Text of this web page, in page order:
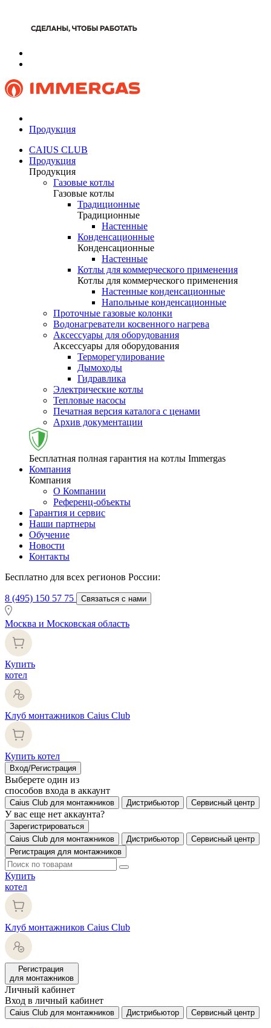
Продукция
CAIUS CLUB
Продукция
Продукция
Газовые котлы
Газовые котлы
Традиционные
Традиционные
Настенные
Конденсационные
Конденсационные
Настенные
Котлы для коммерческого применения
Котлы для коммерческого применения
Настенные конденсационные
Напольные конденсационные
Проточные газовые колонки
Водонагреватели косвенного нагрева
Аксессуары для оборудования
Аксессуары для оборудования
Терморегулирование
Дымоходы
Гидравлика
Электрические котлы
Тепловые насосы
Печатная версия каталога с ценами
Архив документации
Бесплатная полная гарантия на котлы Immergas
Компания
Компания
О Компании
Референц-объекты
Гарантия и сервис
Наши партнеры
Обучение
Новости
Контакты
Бесплатно для всех регионов России:
8 (495) 150 57 75 Связаться с нами
Москва и Московская область
Купить
котел
Клуб монтажников Caius Club
Купить котел
Вход/Регистрация
Выберете один из
способов входа в аккаунт
Caius Club для монтажников Дистрибьютор Сервисный центр
У вас еще нет аккаунта?
Зарегистрироваться
Caius Club для монтажников
Дистрибьютор
Сервисный центр
Регистрация для монтажников
Купить
котел
Клуб монтажников Caius Club
Регистрация
для монтажников
Личный кабинет
Вход в личный кабинет
Caius Club для монтажников Дистрибьютор Сервисный центр